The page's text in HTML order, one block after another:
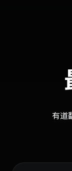
有道